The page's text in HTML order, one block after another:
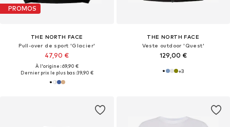
PROMOS
THE NORTH FACE
Pull-over de sport 'Glacier'
47,90 €
À l'origine : 69,90 €
Dernier prix le plus bas :39,90 €
THE NORTH FACE
Veste outdoor 'Quest'
129,00 €
+3